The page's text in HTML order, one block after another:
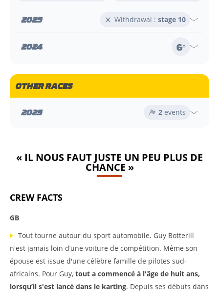
2025 Withdrawal : stage 10
2024 6e
OTHER RACES
2025 2 events
« IL NOUS FAUT JUSTE UN PEU PLUS DE
CHANCE »
CREW FACTS
GB
Tout tourne autour du sport automobile. Guy Botterill
n'est jamais loin d’une voiture de compétition. Même son
épouse est issue d'une célèbre famille de pilotes sud-
africains. Pour Guy, tout a commencé à l'âge de huit ans,
lorsqu’il s'est lancé dans le karting. Depuis ses débuts dans